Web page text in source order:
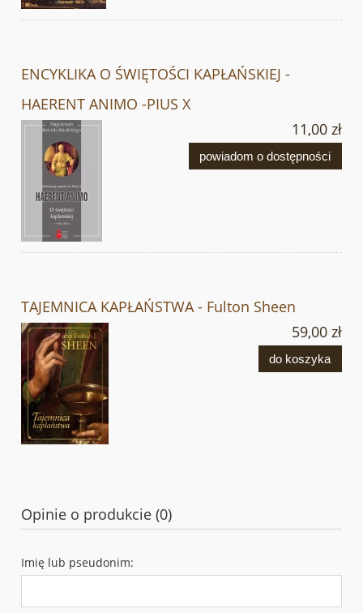
ENCYKLIKA O ŚWIĘTOŚCI KAPŁAŃSKIEJ -
HAERENT ANIMO -PIUS X
11,00 zł
powiadom o dostępności
TAJEMNICA KAPŁAŃSTWA - Fulton Sheen
59,00 zł
do koszyka
Opinie o produkcie (0)
Imię lub pseudonim: